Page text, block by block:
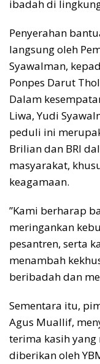
ibadah di
​Penyerahan
langsung oleh
Syawalman,
Ponpes Darut
​Dalam
Liwa, Yudi
peduli ini
Brilian dan BRI
masyarakat,
keagamaan.
​”Kami berharap
meringankan
pesantren, serta
menambah
beribadah dan
​Sementara itu,
Agus Muallif,
terima kasih
diberikan oleh